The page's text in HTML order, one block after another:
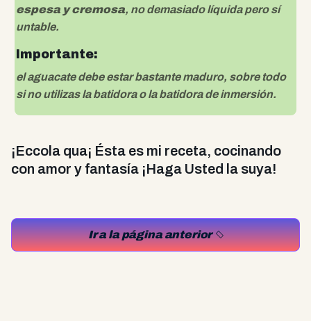
espesa y cremosa, no demasiado líquida pero sí
untable.
Importante:
el aguacate debe estar bastante maduro, sobre todo
si no utilizas la batidora o la batidora de inmersión.
¡Eccola qua¡ Ésta es mi receta, cocinando
con amor y fantasía ¡Haga Usted la suya!
Ir a la página anterior